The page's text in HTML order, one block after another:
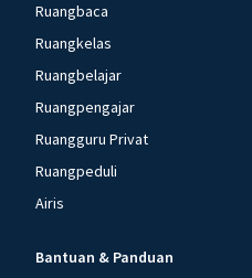
Ruangbaca
Ruangkelas
Ruangbelajar
Ruangpengajar
Ruangguru Privat
Ruangpeduli
Airis
Bantuan & Panduan